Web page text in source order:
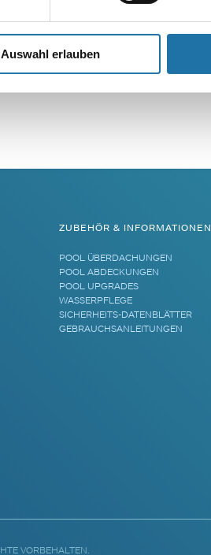
Auswahl erlauben
ZUBEHÖR & INFORMATIONEN
POOL ÜBERDACHUNGEN
POOL ABDECKUNGEN
POOL UPGRADES
WASSERPFLEGE
SICHERHEITS-DATENBLÄTTER
GEBRAUCHSANLEITUNGEN
VORBEHALTEN.